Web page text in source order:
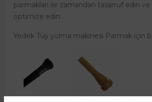
parmakları ile zamandan tasarruf edin
optimize edin.
Yedek Tüy yolma makinesi Parmak için